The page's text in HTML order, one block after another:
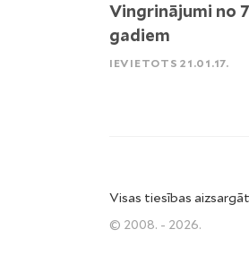
Vingrinājumi no
gadiem
IEVIETOTS 21.01.17.
Visas tiesības
© 2008. - 2026.